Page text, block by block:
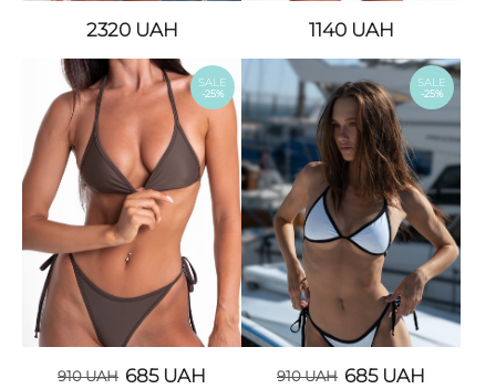
2320 UAH 1140 UAH
SALE
-25%
910UAH 685 UAH
SALE
-25%
910UAH 685 UAH